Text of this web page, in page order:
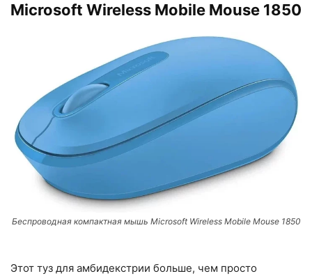
Microsoft Wireless Mobile Mouse 1850
Беспроводная компактная мышь Microsoft Wireless Mobile Mouse 1850
Этот туз для амбидекстрии больше, чем просто